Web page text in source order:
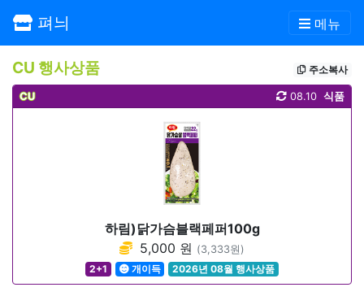
펴늬 메뉴
CU 행사상품 주소복사
CU 식품
08.10
하림)닭가슴블랙페퍼100g
5,000 원 (3,333원)
2+1
개이득 2026년 08월 행사상품